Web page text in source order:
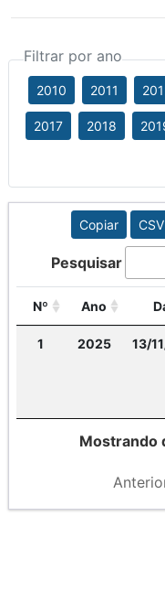
Filtrar por ano
2010 2011
2017 2018
Copiar CSV
Pesquisar
Nº Ano
1 2025 13/
Mostrando